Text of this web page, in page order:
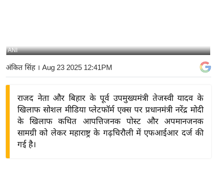
ष्ट्री
य
बि
द्यो
ANI
अंकित सिंह। Aug 23 2025 12:41PM
राजद नेता और बिहार के पूर्व उपमुख्यमंत्री तेजस्वी यादव के
खिलाफ सोशल मीडिया प्लेटफॉर्म एक्स पर प्रधानमंत्री नरेंद्र मोदी
के खिलाफ कथित आपत्तिजनक पोस्ट और अपमानजनक
सामग्री को लेकर महाराष्ट्र के गढ़चिरौली में एफआईआर दर्ज की
गई है।